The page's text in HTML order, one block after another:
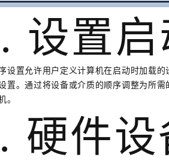
设置启
设置允许用户定义计算机在启动时加载
置。通过将设备或介质的顺序调整为所
。
硬件设